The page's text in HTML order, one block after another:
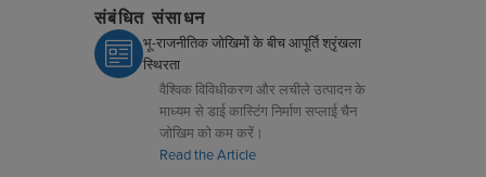
संबंधित संसाधन
भू-राजनीतिक जोखिमों के बीच आपूर्ति श्रृंखला
स्थिरता
वैश्विक विविधीकरण और लचीले उत्पादन के
माध्यम से डाई कास्टिंग निर्माण सप्लाई चैन
जोखिम को कम करें।
Read the Article